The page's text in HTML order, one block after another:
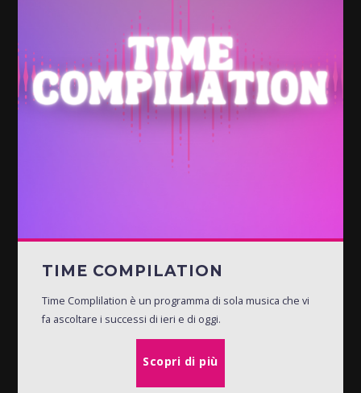
TIME COMPILATION
Time Complilation è un programma di sola musica che vi
fa ascoltare i successi di ieri e di oggi.
Scopri di più